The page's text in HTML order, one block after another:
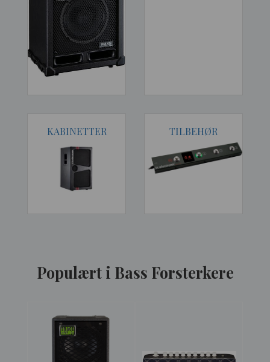
KABINETTER TILBEHØR
Populært i Bass Forsterkere